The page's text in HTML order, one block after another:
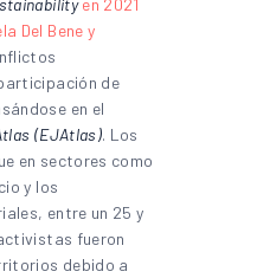
Del Bene y
de
en el
(EJAtlas). Los
en sectores como
y los
entre un 25 y
fueron
debido a